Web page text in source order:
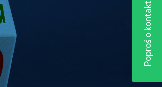
Poproś o kontakt